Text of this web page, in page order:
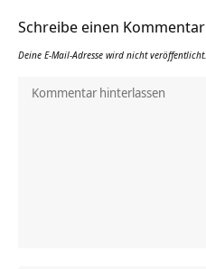
Schreibe einen Kommentar
Deine E-Mail-Adresse wird nicht veröffentlicht.